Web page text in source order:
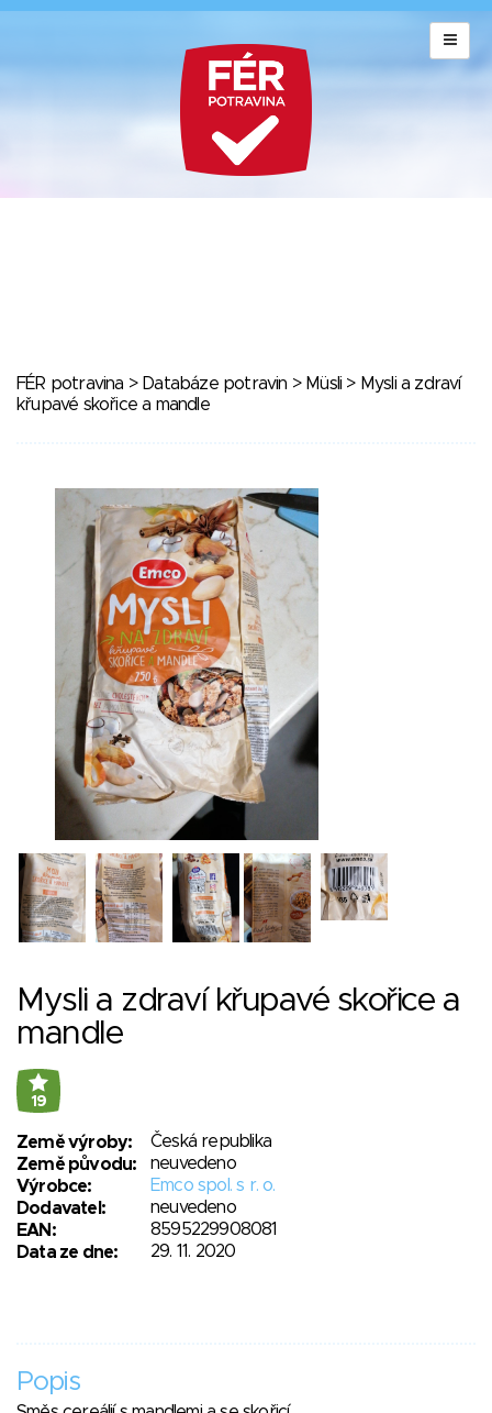
FÉR potravina > Databáze potravin > Müsli > Mysli a zdraví
křupavé skořice a mandle
Mysli a zdraví křupavé skořice a
mandle
19
Země výroby:
Česká republika
Země původu:
neuvedeno
Výrobce:
Emco spol. s r. o.
Dodavatel:
neuvedeno
EAN:
8595229908081
Data ze dne:
29. 11. 2020
Popis